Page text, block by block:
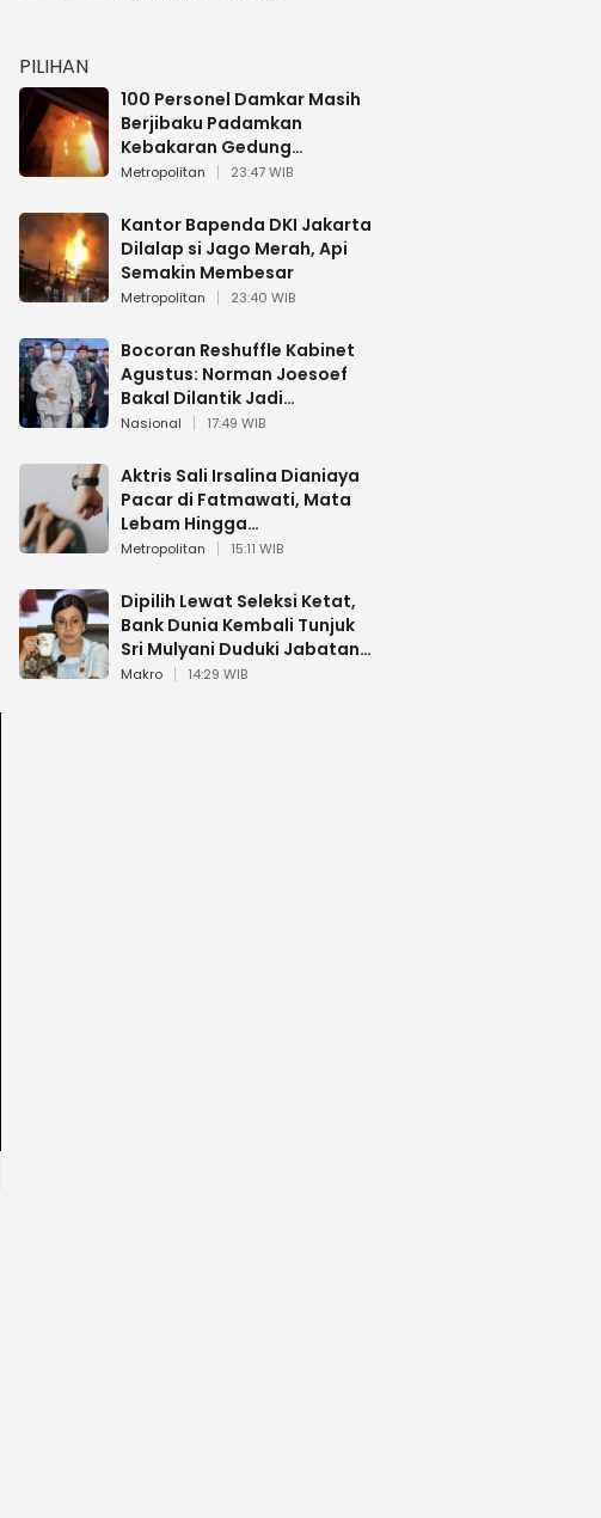
PILIHAN
100 Personel Damkar Masih
Berjibaku Padamkan
Kebakaran Gedung
Bapenda DKI
Metropolitan 23:47 WIB
Kantor Bapenda DKI Jakarta
Dilalap si Jago Merah, Api
Semakin Membesar
Metropolitan 23:40 WIB
Bocoran Reshuffle Kabinet
Agustus: Norman Joesoef
Bakal Dilantik Jadi
Wamenhan RI
Nasional 17:49 WIB
Aktris Sali Irsalina Dianiaya
Pacar di Fatmawati, Mata
Lebam Hingga
Diselamatkan Polantas
Metropolitan 15:11 WIB
Dipilih Lewat Seleksi Ketat,
Bank Dunia Kembali Tunjuk
Sri Mulyani Duduki Jabatan
Strategis
Makro 14:29 WIB